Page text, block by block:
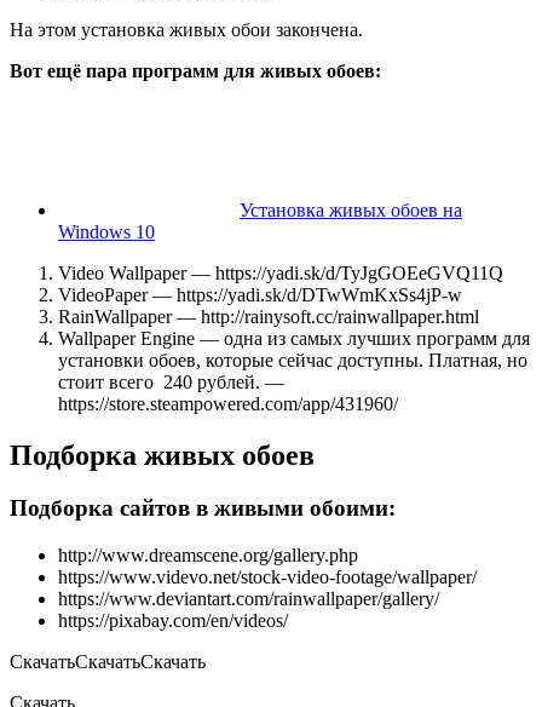
На этом установка живых обои закончена.
Вот ещё пара программ для живых обоев:
Установка живых обоев на
Windows 10
Video Wallpaper — https://yadi.sk/d/TyJgGOEeGVQ11Q
VideoPaper — https://yadi.sk/d/DTwWmKxSs4jP-w
RainWallpaper — http://rainysoft.cc/rainwallpaper.html
Wallpaper Engine — одна из самых лучших программ для
установки обоев, которые сейчас доступны. Платная, но
стоит всего 240 рублей. —
https://store.steampowered.com/app/431960/
Подборка живых обоев
Подборка сайтов в живыми обоими:
http://www.dreamscene.org/gallery.php
https://www.videvo.net/stock-video-footage/wallpaper/
https://www.deviantart.com/rainwallpaper/gallery/
https://pixabay.com/en/videos/
СкачатьСкачатьСкачать